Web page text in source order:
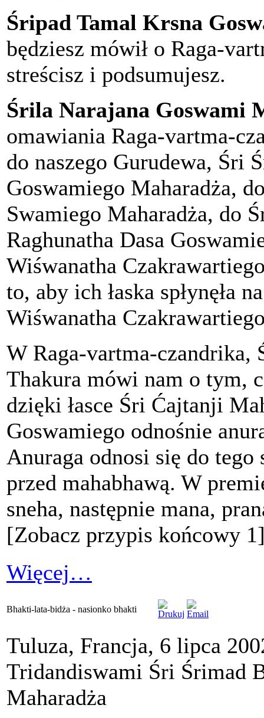
Śripad Tamal Krsna
będziesz mówił o Raga-
streścisz i podsumujesz.
Śrila Narajana Goswami
omawiania Raga-vartma-
do naszego Gurudewa, Śri
Goswamiego Maharadża,
Swamiego Maharadża, do
Raghunatha Dasa
Wiśwanatha
to, aby ich łaska spłynęła
Wiśwanatha
W Raga-vartma-czandrika,
Thakura mówi nam o tym,
dzięki łasce Śri Ćajtanji
Goswamiego odnośnie
Anuraga odnosi się do
przed mahabhawą. W
sneha, następnie mana,
[Zobacz przypis końcowy
Więcej…
Bhakti-lata-bidża - nasionko bhakti
Tuluza, Francja, 6 lipca
Tridandiswami Śri Śrimad
Maharadża